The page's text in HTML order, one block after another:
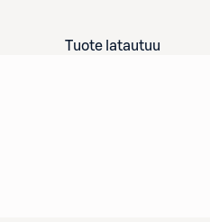
Tuote latautuu